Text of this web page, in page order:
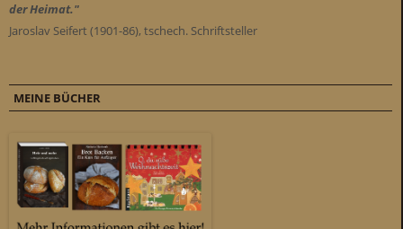
der Heimat."
Jaroslav Seifert (1901-86), tschech. Schriftsteller
MEINE BÜCHER